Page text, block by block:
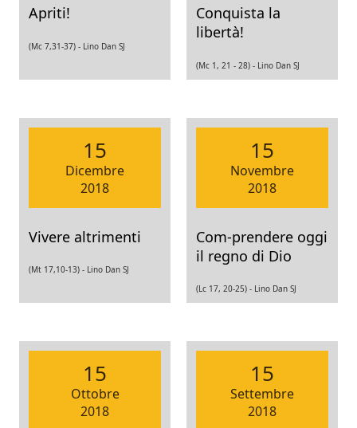
Apriti!
(Mc 7,31-37) - Lino Dan SJ
Conquista la
libertà!
(Mc 1, 21 - 28) - Lino Dan SJ
15
Dicembre
2018
Vivere altrimenti
(Mt 17,10-13) - Lino Dan SJ
15
Novembre
2018
Com-prendere oggi
il regno di Dio
(Lc 17, 20-25) - Lino Dan SJ
15
Ottobre
2018
15
Settembre
2018